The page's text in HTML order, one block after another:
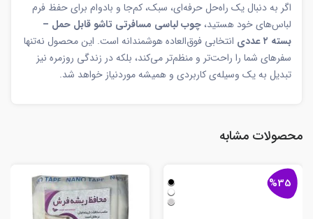
اگر به دنبال یک راه‌حل حرفه‌ای، سبک، کم‌جا و بادوام برای حفظ فرم
لباس‌های خود هستید، چوب لباسی مسافرتی تاشو قابل حمل –
بسته ۲ عددی
انتخابی فوق‌العاده هوشمندانه است. این محصول نه‌تنها
سفرهای شما را راحت‌تر و منظم‌تر می‌کند، بلکه در زندگی روزمره نیز
تبدیل به یک وسیله‌ی کاربردی و همیشه موردنیاز خواهد شد.
محصولات مشابه
%35